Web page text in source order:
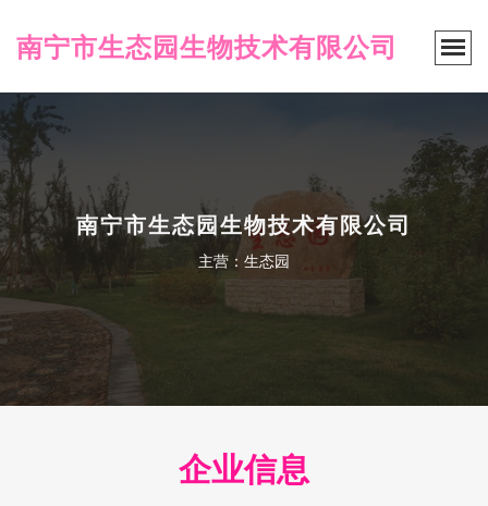
南宁市生态园生物技术有限公司
南宁市生态园生物技术有限公司
主营：生态园
企业信息